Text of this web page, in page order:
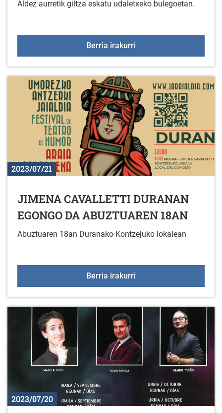
Aldez aurretik giltza eskatu udaletxeko bulegoetan.
Berria irakurri
2023/07/21
JIMENA CAVALLETTI DURANAN
EGONGO DA ABUZTUAREN 18AN
Abuztuaren 18an Duranako Kontzejuko lokalean
Berria irakurri
2023/07/20